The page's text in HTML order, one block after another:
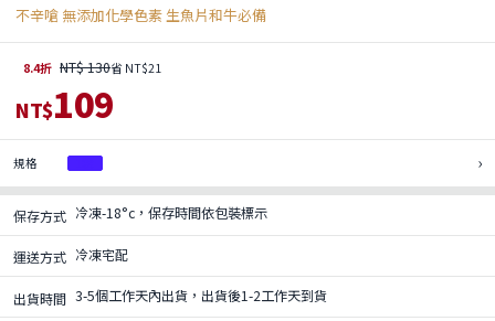
不辛嗆 無添加化學色素 生魚片和牛必備
8.4折 NT$ 130省 NT$21
NT$109
規格 ›
保存方式 冷凍-18°c，保存時間依包裝標示
運送方式 冷凍宅配
出貨時間 3-5個工作天內出貨，出貨後1-2工作天到貨